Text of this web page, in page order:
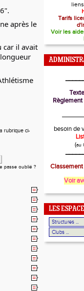
après le
car il avait
rubrique ci-
passe oublié ?
Tarifs
Voir les
besoin de
(au
Voir
LES